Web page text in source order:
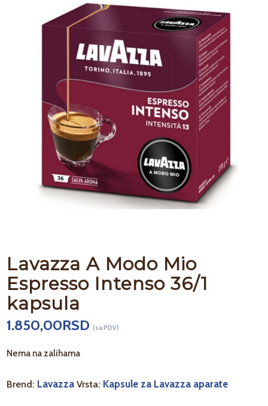
Lavazza A Modo Mio
Espresso Intenso 36/1
kapsula
1.850,00RSD(sa PDV)
Nema na zalihama
Brend: Lavazza Vrsta: Kapsule za Lavazza aparate